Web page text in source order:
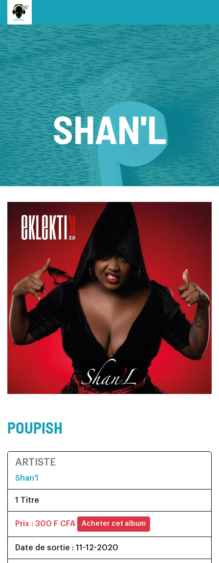
SHAN'L
POUPISH
ARTISTE
Shan'l
1 Titre
Prix : 300 F CFA Acheter cet album
Date de sortie : 11-12-2020